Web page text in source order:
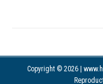
Copyright © 2026 |